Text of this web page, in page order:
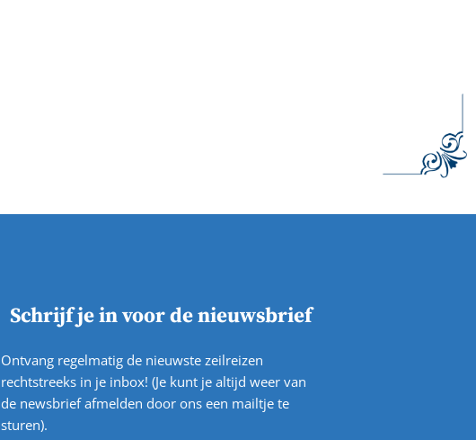
Schrijf je in voor de nieuwsbrief
Ontvang regelmatig de nieuwste zeilreizen
rechtstreeks in je inbox! (Je kunt je altijd weer van
de newsbrief afmelden door ons een mailtje te
sturen).